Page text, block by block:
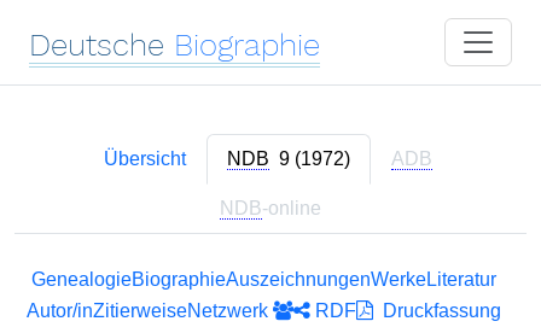
Deutsche Biographie
Übersicht NDB 9 (1972) ADB
NDB-online
GenealogieBiographieAuszeichnungenWerkeLiteratur
Autor/inZitierweiseNetzwerk RDF
Druckfassung